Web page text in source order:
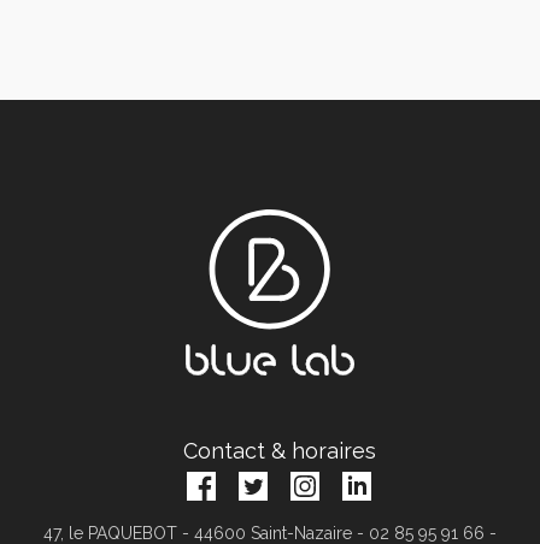
Contact & horaires
47, le PAQUEBOT - 44600 Saint-Nazaire - 02 85 95 91 66 -